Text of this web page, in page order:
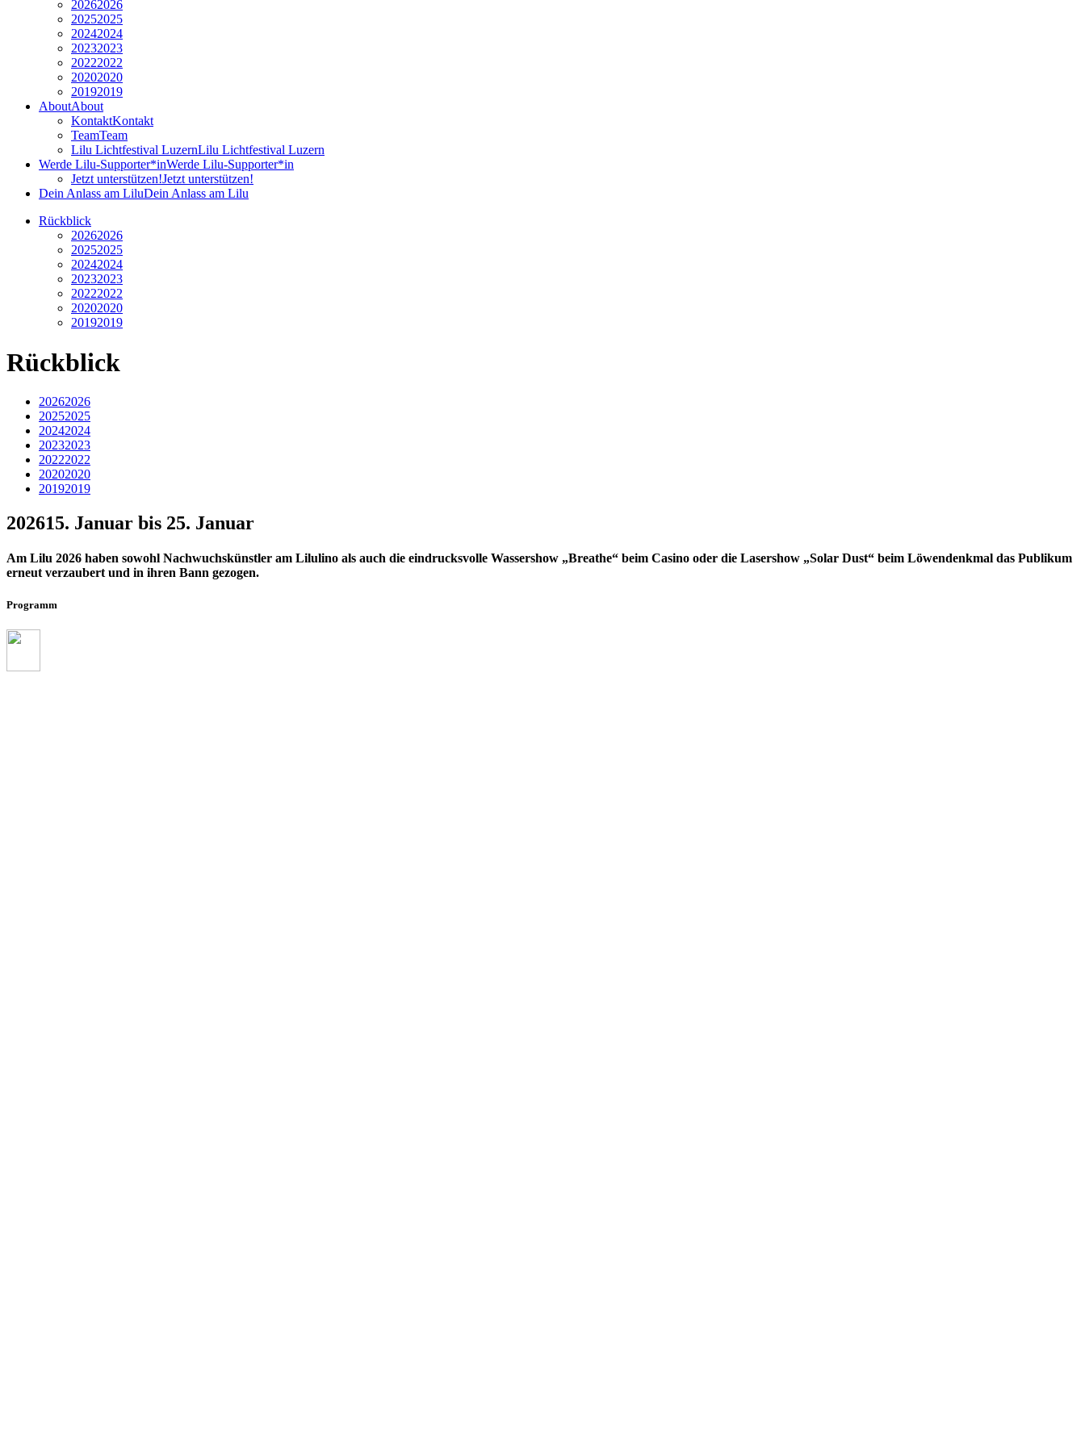
20262026
20252025
20242024
20232023
20222022
20202020
20192019
AboutAbout
KontaktKontakt
TeamTeam
Lilu Lichtfestival LuzernLilu Lichtfestival Luzern
Werde Lilu-Supporter*inWerde Lilu-Supporter*in
Jetzt unterstützen!Jetzt unterstützen!
Dein Anlass am LiluDein Anlass am Lilu
Rückblick
20262026
20252025
20242024
20232023
20222022
20202020
20192019
Rückblick
20262026
20252025
20242024
20232023
20222022
20202020
20192019
202615. Januar bis 25. Januar
Am Lilu 2026 haben sowohl Nachwuchskünstler am Lilulino als auch die eindrucksvolle Wassershow „Breathe“ beim Casino oder die Lasershow „Solar Dust“ beim Löwendenkmal das Publikum
erneut verzaubert und in ihren Bann gezogen.
Programm